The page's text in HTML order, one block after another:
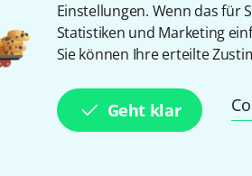
Einstellungen. Wenn das für
Statistiken und Marketing
Sie können Ihre erteilte
Geht klar